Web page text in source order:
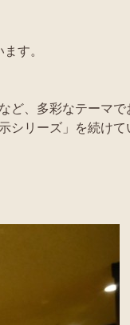
す。
ど、多彩なテーマで
シリーズ」を続けて